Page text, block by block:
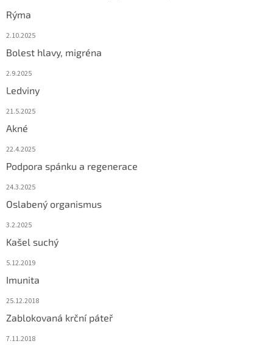
Rýma
2.10.2025
Bolest hlavy, migréna
2.9.2025
Ledviny
21.5.2025
Akné
22.4.2025
Podpora spánku a regenerace
24.3.2025
Oslabený organismus
3.2.2025
Kašel suchý
5.12.2019
Imunita
25.12.2018
Zablokovaná krční páteř
7.11.2018